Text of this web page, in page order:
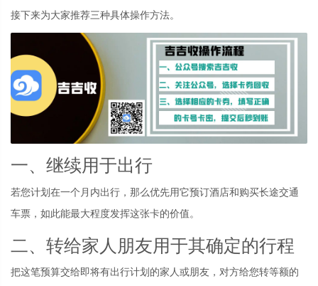
接下来为大家推荐三种具体操作方法。
一、继续用于出行
若您计划在一个月内出行，那么优先用它预订酒店和购买长途交通
车票，如此能最大程度发挥这张卡的价值。
二、转给家人朋友用于其确定的行程
把这笔预算交给即将有出行计划的家人或朋友，对方给您转等额的